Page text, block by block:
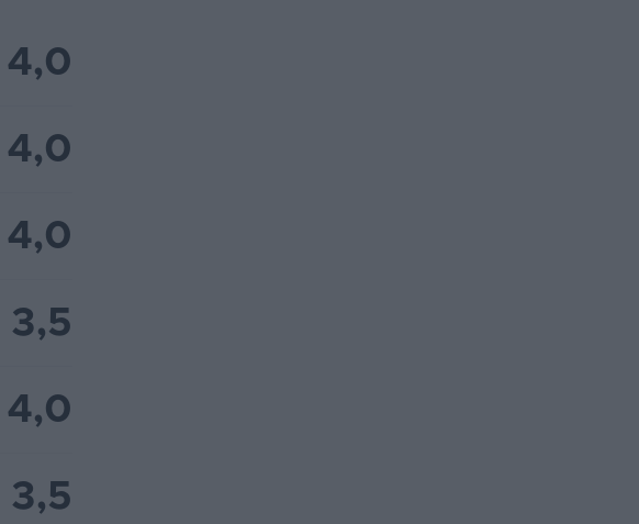
4,0
4,0
4,0
3,5
4,0
3,5